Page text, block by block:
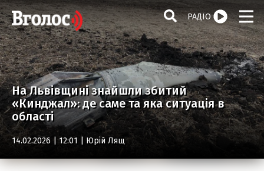
РАДІО
На Львівщині знайшли збитий
«Кинджал»: де саме та яка ситуація в
області
14.02.2026 | 12:01 | Юрій Лящ